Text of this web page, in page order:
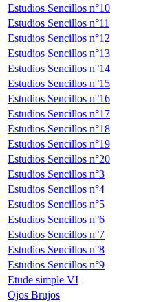
Estudios Sencillos n°10
Estudios Sencillos n°11
Estudios Sencillos n°12
Estudios Sencillos n°13
Estudios Sencillos n°14
Estudios Sencillos n°15
Estudios Sencillos n°16
Estudios Sencillos n°17
Estudios Sencillos n°18
Estudios Sencillos n°19
Estudios Sencillos n°20
Estudios Sencillos n°3
Estudios Sencillos n°4
Estudios Sencillos n°5
Estudios Sencillos n°6
Estudios Sencillos n°7
Estudios Sencillos n°8
Estudios Sencillos n°9
Etude simple VI
Ojos Brujos